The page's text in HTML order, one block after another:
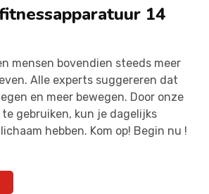
14
mensen bovendien steeds meer
Alle experts suggereren dat
en meer bewegen. Door onze
gebruiken, kun je dagelijks
hebben. Kom op! Begin nu !